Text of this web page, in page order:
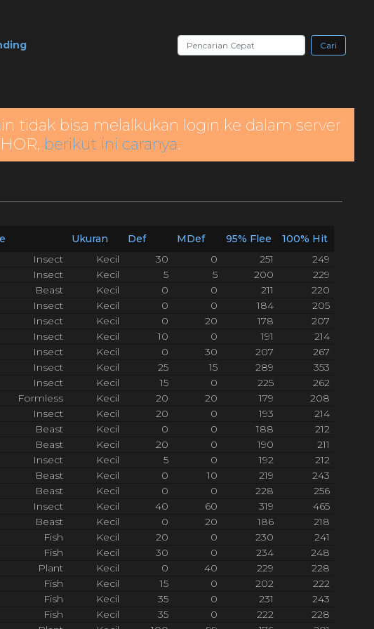
Cari
tidak bisa melalkukan login ke dalam server
berikut ini caranya.
Ukuran Def MDef 95% Flee
100% Hit
Insect Kecil 30 0 251
249
Insect Kecil 5 5 200
229
Beast Kecil 0 0 211
220
Insect Kecil 0 0 184
205
Insect Kecil 0 20 178
207
Insect Kecil 10 0 191
214
Insect Kecil 0 30 207
267
Insect Kecil 25 15 289
353
Insect Kecil 15 0 225
262
Formless Kecil 20 20 179
208
Insect Kecil 20 0 193
214
Beast Kecil 0 0 188
212
Beast Kecil 20 0 190
211
Insect Kecil 5 0 192
212
Beast Kecil 0 10 219
243
Beast Kecil 0 0 228
256
Insect Kecil 40 60 319
465
Beast Kecil 0 20 186
218
Fish Kecil 20 0 230
241
Fish Kecil 30 0 234
248
Plant Kecil 0 40 229
228
Fish Kecil 15 0 202
222
Fish Kecil 35 0 231
243
Fish Kecil 35 0 222
228